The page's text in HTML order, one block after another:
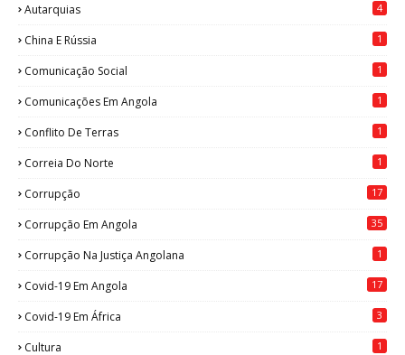
Autarquias 4
China E Rússia 1
Comunicação Social 1
Comunicações Em Angola 1
Conflito De Terras 1
Correia Do Norte 1
Corrupção 17
Corrupção Em Angola 35
Corrupção Na Justiça Angolana 1
Covid-19 Em Angola 17
Covid-19 Em África 3
Cultura 1